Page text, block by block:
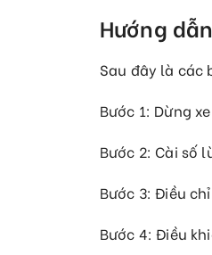
Hướng
Sau đây là các
Bước 1: Dừng
Bước 2: Cài số
Bước 3: Điều
Bước 4: Điều